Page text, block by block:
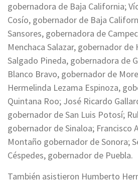
gobernadora de Baja California;
Cosío, gobernador de Baja
Sansores, gobernadora de
Menchaca Salazar, gobernador de
Salgado Pineda, gobernadora de
Blanco Bravo, gobernador de
Hermelinda Lezama Espinoza,
Quintana Roo; José Ricardo
gobernador de San Luis Potosí;
gobernador de Sinaloa; Francisco
Montaño gobernador de Sonora;
Céspedes, gobernador de Puebla.
También asistieron Humberto